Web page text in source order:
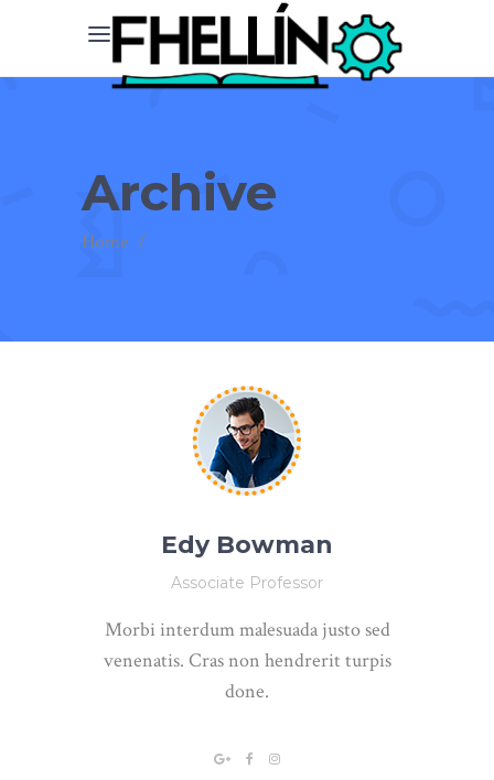
Archive
Home /
Edy Bowman
Associate Professor
Morbi interdum malesuada justo sed
venenatis. Cras non hendrerit turpis
done.